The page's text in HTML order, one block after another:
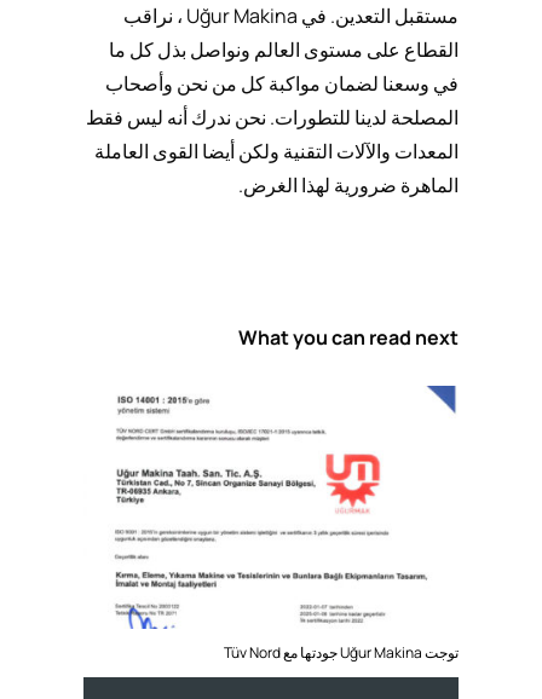
مستقبل التعدين. في Uğur Makina ، نراقب
القطاع على مستوى العالم ونواصل بذل كل ما
في وسعنا لضمان مواكبة كل من نحن وأصحاب
المصلحة لدينا للتطورات. نحن ندرك أنه ليس فقط
المعدات والآلات التقنية ولكن أيضا القوى العاملة
الماهرة ضرورية لهذا الغرض.
What you can read next
توجت Uğur Makina جودتها مع Tüv Nord